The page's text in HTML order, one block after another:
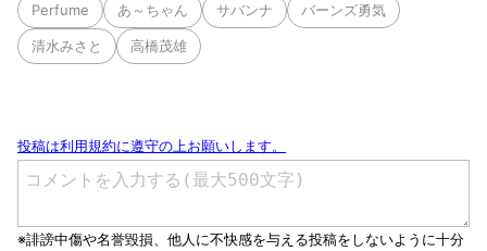
Perfume あ～ちゃん サバンナ バーンズ勇気
清水みさと 高橋茂雄